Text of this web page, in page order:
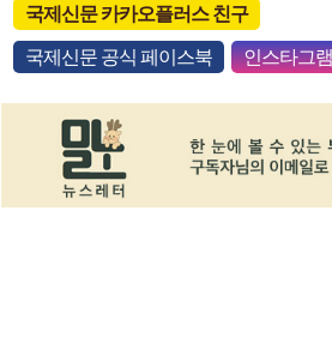
국제신문 카카오플러스 친구
국제신문 공식 페이스북 인스타그램